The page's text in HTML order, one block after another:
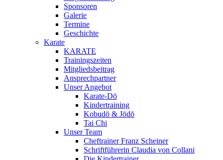
Sponsoren
Galerie
Termine
Geschichte
Karate
KARATE
Trainingszeiten
Mitgliedsbeitrag
Ansprechpartner
Unser Angebot
Karate-Dō
Kindertraining
Kobudō & Jōdō
Tai Chi
Unser Team
Cheftrainer Franz Scheiner
Schriftführerin Claudia von Collani